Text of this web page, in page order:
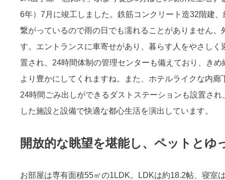
6年）7月に竣工しました。鉄筋コンクリート造32階建
繋がっているので雨の日でも濡れることがありません
す。エントランスに車寄せがあり、暮らす人をやさし
置され、24時間体制の管理センターも備えており、き
より豊かにしてくれますね。また、ホテルライクな内
24時間ごみ出しができるダストステーションも設置さ
した施設と設備で快適な都心生活を演出しています。
開放的な眺望を堪能し、ペットとゆ
お部屋は専有面積55㎡の1LDK。LDKは約18.2帖、寝室